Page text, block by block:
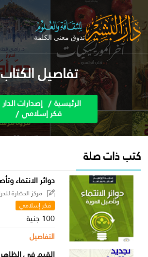
تفاصيل الكتاب
الرئيسية إصدارات الدار
فكر إسلامي
كتب ذات صلة
دوائر الانتماء
مركز الحضارة
فكر إسلامي
100 جنية
التفاصيل